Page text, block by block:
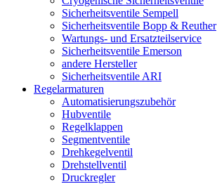
Sicherheitsventile Sempell
Sicherheitsventile Bopp & Reuther
Wartungs- und Ersatzteilservice
Sicherheitsventile Emerson
andere Hersteller
Sicherheitsventile ARI
Regelarmaturen
Automatisierungszubehör
Hubventile
Regelklappen
Segmentventile
Drehkegelventil
Drehstellventil
Druckregler